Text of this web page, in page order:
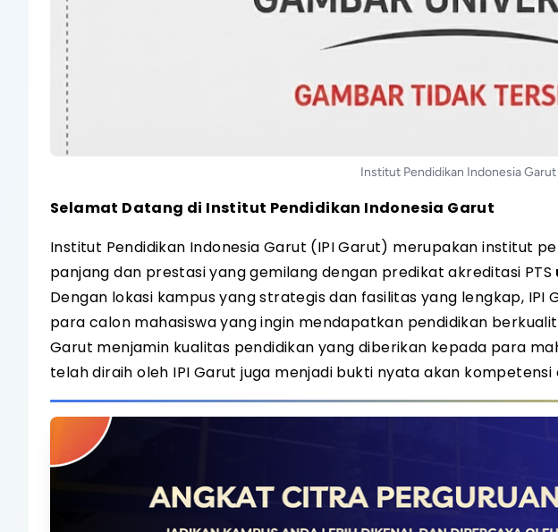
Institut Pendidikan Indonesia Garut
Selamat Datang di Institut Pendidikan Indonesia Garut
Institut Pendidikan Indonesia Garut (IPI Garut) merupakan institut
panjang dan prestasi yang gemilang dengan predikat akreditasi PTS
Dengan lokasi kampus yang strategis dan fasilitas yang lengkap,
para calon mahasiswa yang ingin mendapatkan pendidikan
Garut menjamin kualitas pendidikan yang diberikan kepada para
telah diraih oleh IPI Garut juga menjadi bukti nyata akan kompetensi